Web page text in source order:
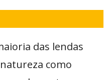
das lendas
como